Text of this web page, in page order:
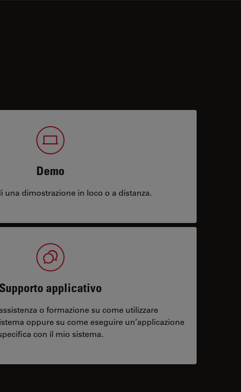
Demo
una dimostrazione in loco o a distanza.
Supporto applicativo
o formazione su come utilizzare
oppure su come eseguire un’applicazione
con il mio sistema.
contacts